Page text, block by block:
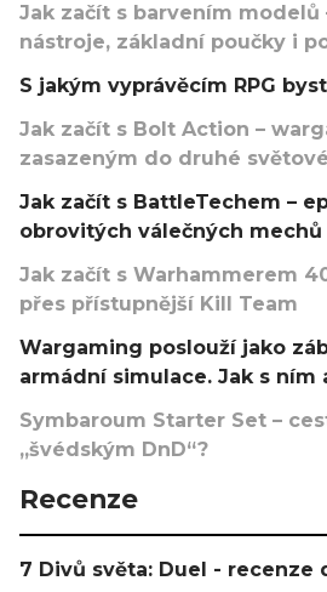
Jak začít s barvením modelů
nástroje, základní poučky i
S jakým vyprávěcím RPG
Jak začít s Bolt Action –
zasazeným do druhé
Jak začít s BattleTechem –
obrovitých válečných mechů
Jak začít s Warhammerem
přes přístupnější Kill Team
Wargaming poslouží jako
armádní simulace. Jak s ním
Symbaroum Starter Set –
„švédským DnD“?
Recenze
7 Divů světa: Duel - recenze